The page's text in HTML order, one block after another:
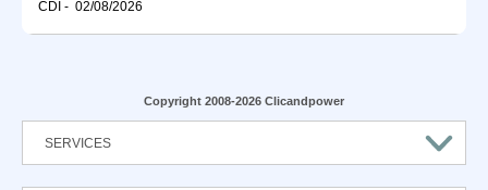
CDI - 02/08/2026
Copyright 2008-2026 Clicandpower
SERVICES